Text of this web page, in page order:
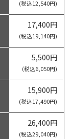
(税込12,540円)
17,400円
(税込19,140円)
5,500円
(税込6,050円)
15,900円
(税込17,490円)
26,400円
(税込29,040円)